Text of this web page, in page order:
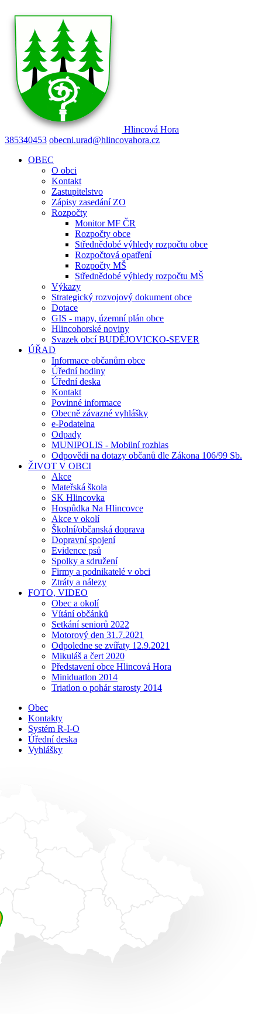
Hlincová Hora
385340453 obecni.urad@hlincovahora.cz
OBEC
O obci
Kontakt
Zastupitelstvo
Zápisy zasedání ZO
Rozpočty
Monitor MF ČR
Rozpočty obce
Střednědobé výhledy rozpočtu obce
Rozpočtová opatření
Rozpočty MŠ
Střednědobé výhledy rozpočtu MŠ
Výkazy
Strategický rozvojový dokument obce
Dotace
GIS - mapy, územní plán obce
Hlincohorské noviny
Svazek obcí BUDĚJOVICKO-SEVER
ÚŘAD
Informace občanům obce
Úřední hodiny
Úřední deska
Kontakt
Povinné informace
Obecně závazné vyhlášky
e-Podatelna
Odpady
MUNIPOLIS - Mobilní rozhlas
Odpovědi na dotazy občanů dle Zákona 106/99 Sb.
ŽIVOT V OBCI
Akce
Mateřská škola
SK Hlincovka
Hospůdka Na Hlincovce
Akce v okolí
Školní/občanská doprava
Dopravní spojení
Evidence psů
Spolky a sdružení
Firmy a podnikatelé v obci
Ztráty a nálezy
FOTO, VIDEO
Obec a okolí
Vítání občánků
Setkání seniorů 2022
Motorový den 31.7.2021
Odpoledne se zvířaty 12.9.2021
Mikuláš a čert 2020
Představení obce Hlincová Hora
Miniduatlon 2014
Triatlon o pohár starosty 2014
Obec
Kontakty
Systém R-I-O
Úřední deska
Vyhlášky